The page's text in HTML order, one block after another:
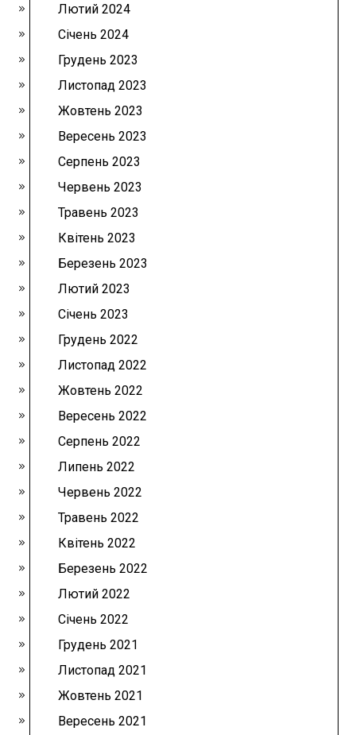
Лютий 2024
Січень 2024
Грудень 2023
Листопад 2023
Жовтень 2023
Вересень 2023
Серпень 2023
Червень 2023
Травень 2023
Квітень 2023
Березень 2023
Лютий 2023
Січень 2023
Грудень 2022
Листопад 2022
Жовтень 2022
Вересень 2022
Серпень 2022
Липень 2022
Червень 2022
Травень 2022
Квітень 2022
Березень 2022
Лютий 2022
Січень 2022
Грудень 2021
Листопад 2021
Жовтень 2021
Вересень 2021